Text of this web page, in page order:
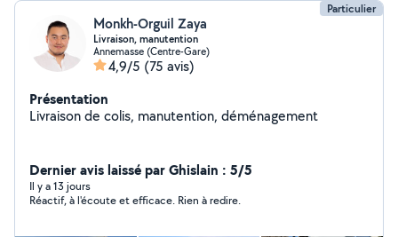
Particulier
Monkh-Orguil Zaya
Livraison, manutention
Annemasse (Centre-Gare)
4,9/5 (75 avis)
Présentation
Livraison de colis, manutention, déménagement
Dernier avis laissé par Ghislain : 5/5
Il y a 13 jours
Réactif, à l'écoute et efficace. Rien à redire.